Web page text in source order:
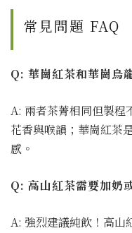
常見問題 FAQ
Q: 華崗紅茶和華崗烏
A: 兩者茶菁相同但製程
花香與喉韻；華崗紅茶
感。
Q: 高山紅茶需要加奶
A: 強烈建議純飲！高山